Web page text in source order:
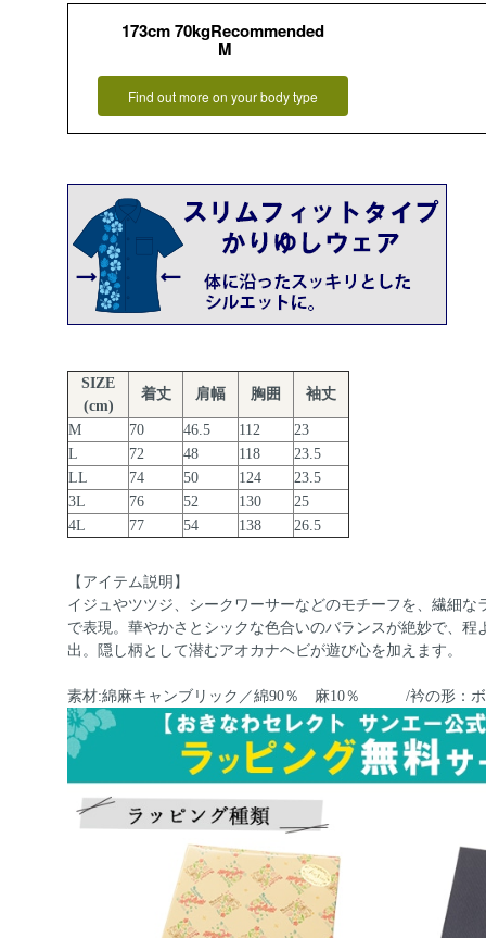
173cm 70kgRecommended
M
Find out more on your body type
SIZE
(cm)
着丈 肩幅 胸囲 袖丈
M 70 46.5 112
23
L
72 48 118
23.5
LL
74 50 124
23.5
3L
76 52 130
25
4L
77 54 138 26.5
【アイテム説明】
イジュやツツジ、シークワーサーなどのモチーフを、繊細な
で表現。華やかさとシックな色合いのバランスが絶妙で、程
出。隠し柄として潜むアオカナヘビが遊び心を加えます。
素材:綿麻キャンブリック／綿90％ 麻10％ /衿の形：ボ